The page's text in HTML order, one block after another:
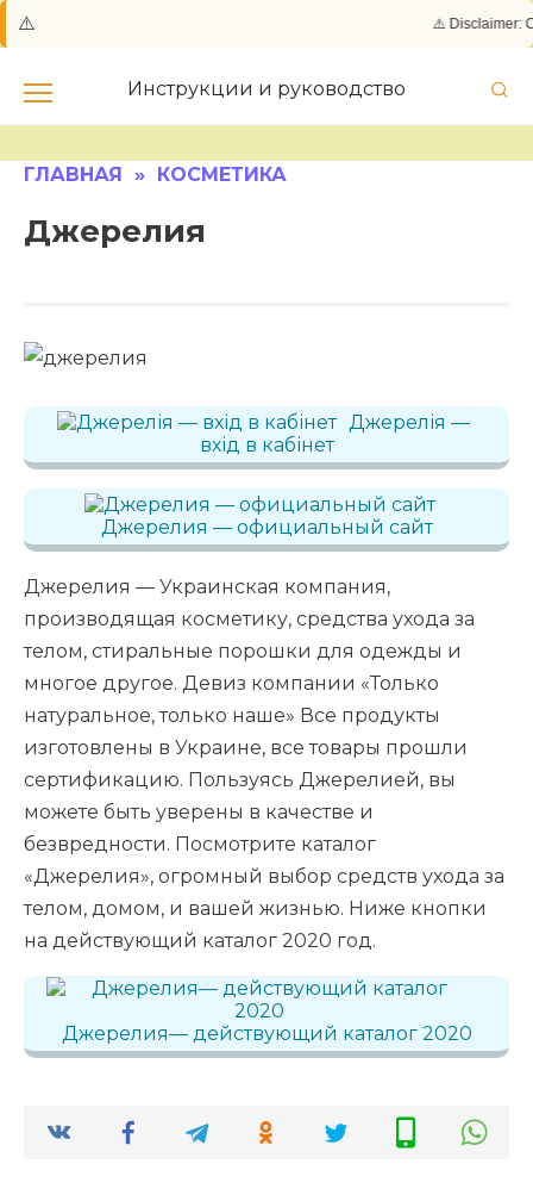
⚠️ ⚠️ Disclaimer:
Инструкции и руководство
ГЛАВНАЯ » КОСМЕТИКА
Джерелия
Джерелія —
вхід в кабінет
Джерелия — официальный сайт
Джерелия — Украинская компания,
производящая косметику, средства ухода за
телом, стиральные порошки для одежды и
многое другое. Девиз компании «Только
натуральное, только наше» Все продукты
изготовлены в Украине, все товары прошли
сертификацию. Пользуясь Джерелией, вы
можете быть уверены в качестве и
безвредности. Посмотрите каталог
«Джерелия», огромный выбор средств ухода за
телом, домом, и вашей жизнью. Ниже кнопки
на действующий каталог 2020 год.
Джерелия— действующий каталог 2020